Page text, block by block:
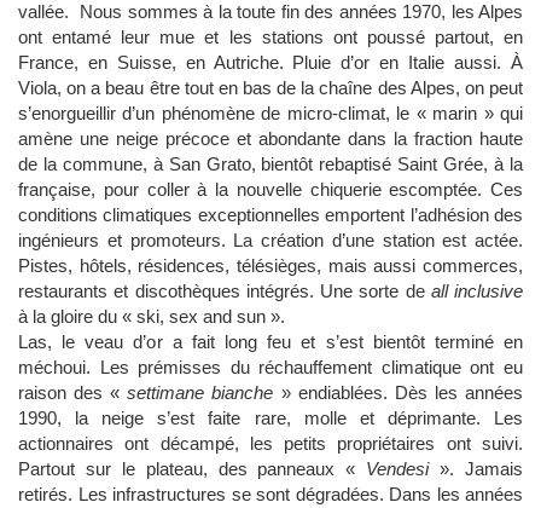
vallée. Nous sommes à la toute fin des années 1970, les Alpes
ont entamé leur mue et les stations ont poussé partout, en
France, en Suisse, en Autriche. Pluie d’or en Italie aussi. À
Viola, on a beau être tout en bas de la chaîne des Alpes, on peut
s’enorgueillir d’un phénomène de micro-climat, le « marin » qui
amène une neige précoce et abondante dans la fraction haute
de la commune, à San Grato, bientôt rebaptisé Saint Grée, à la
française, pour coller à la nouvelle chiquerie escomptée. Ces
conditions climatiques exceptionnelles emportent l’adhésion des
ingénieurs et promoteurs. La création d’une station est actée.
Pistes, hôtels, résidences, télésièges, mais aussi commerces,
restaurants et discothèques intégrés. Une sorte de all inclusive
à la gloire du « ski, sex and sun ».
Las, le veau d’or a fait long feu et s’est bientôt terminé en
méchoui. Les prémisses du réchauffement climatique ont eu
raison des «settimane bianche » endiablées. Dès les années
1990, la neige s’est faite rare, molle et déprimante. Les
actionnaires ont décampé, les petits propriétaires ont suivi.
Partout sur le plateau, des panneaux « Vendesi». Jamais
retirés. Les infrastructures se sont dégradées. Dans les années